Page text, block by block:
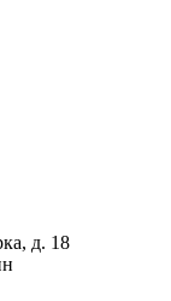
д. 18